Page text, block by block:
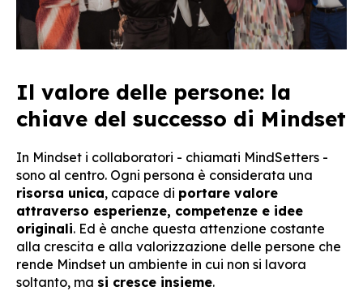
Il valore delle persone: la
chiave del successo di Mindset
In Mindset i collaboratori - chiamati MindSetters -
sono al centro. Ogni persona è considerata una
risorsa unica, capace di portare valore
attraverso esperienze, competenze e idee
originali. Ed è anche questa attenzione costante
alla crescita e alla valorizzazione delle persone che
rende Mindset un ambiente in cui non si lavora
soltanto, ma si cresce insieme.